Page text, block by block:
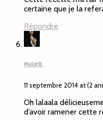
certaine que je la
Répondre
Mulot B.
11 septembre 2014 at (2
Oh lalaala
d’avoir ramener cette